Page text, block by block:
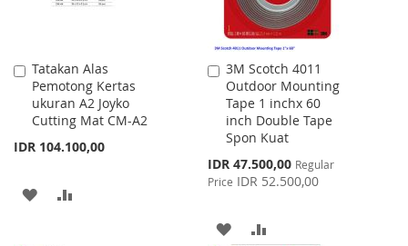
Tatakan Alas
Pemotong Kertas
ukuran A2 Joyko
Cutting Mat CM-A2
IDR 104.100,00
Add
to
Cart
ADD
3M Scotch 4011
Outdoor Mounting
Tape 1 inchx 60
inch Double Tape
Spon Kuat
Special
Price
IDR 47.500,00 Regular
Price IDR 52.500,00
Add
to
Cart
ADD